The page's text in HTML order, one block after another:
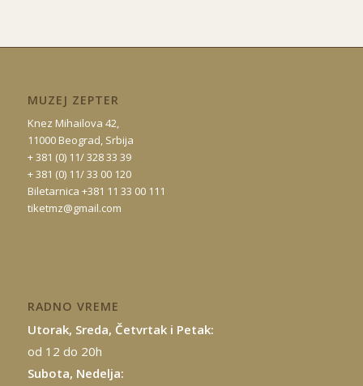
MUZEJ ZEPTER
Knez Mihailova 42,
11000 Beograd, Srbija
+ 381 (0) 11/ 328 33 39
+ 381 (0) 11/ 33 00 120
Biletarnica +381 11 33 00 111
tiketmz@gmail.com
RADNO VREME
Utorak, Sreda, Četvrtak i Petak:
od 12 do 20h
Subota, Nedelja: